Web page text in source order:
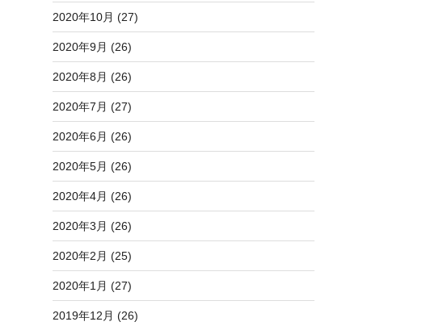
2020年10月 (27)
2020年9月 (26)
2020年8月 (26)
2020年7月 (27)
2020年6月 (26)
2020年5月 (26)
2020年4月 (26)
2020年3月 (26)
2020年2月 (25)
2020年1月 (27)
2019年12月 (26)